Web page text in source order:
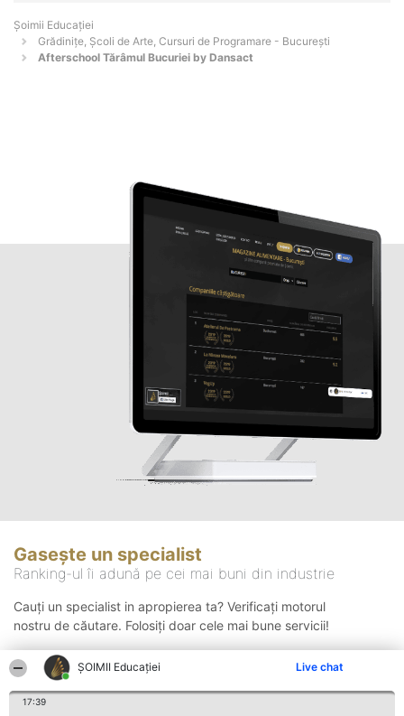
ȘOIMII Educației Live chat
17:39
Șoimii Educației
Grădinițe, Școli de Arte, Cursuri de Programare - Bucureşti
Afterschool Tărâmul Bucuriei by Dansact
Gasește un specialist
Ranking-ul îi adună pe cei mai buni din industrie
Cauți un specialist in apropierea ta? Verificați motorul
nostru de căutare. Folosiți doar cele mai bune servicii!